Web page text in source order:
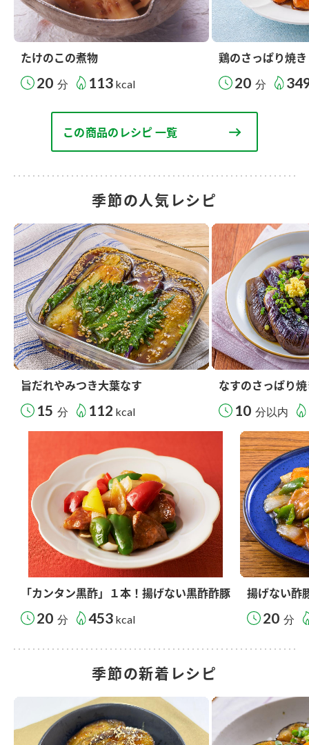
たけのこの煮物
20 分 113 kcal
鶏のさっぱり焼き
20 分
この商品のレシピ 一覧
季節の人気レシピ
旨だれやみつき大葉なす
15 分 112 kcal
なすのさっぱり
10 分以内
「カンタン黒酢」１本！揚げない黒酢酢豚
20 分 453 kcal
揚げない酢
20 分
季節の新着レシピ